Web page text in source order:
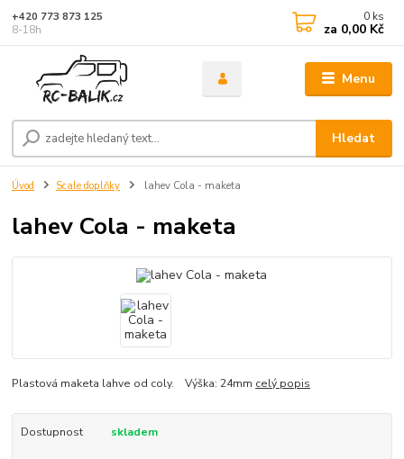
Menu
Hledat
+420 773 873 125
8-18h
0 ks
za 0,00 Kč
Úvod Scale doplňky lahev Cola - maketa
lahev Cola - maketa
Plastová maketa lahve od coly. Výška: 24mm celý popis
Dostupnost skladem